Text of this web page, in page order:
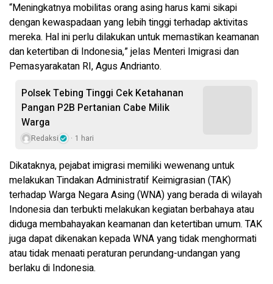
“Meningkatnya mobilitas orang asing harus kami sikapi
dengan kewaspadaan yang lebih tinggi terhadap aktivitas
mereka. Hal ini perlu dilakukan untuk memastikan keamanan
dan ketertiban di Indonesia,” jelas Menteri Imigrasi dan
Pemasyarakatan RI, Agus Andrianto.
Polsek Tebing Tinggi Cek Ketahanan
Pangan P2B Pertanian Cabe Milik
Warga
Redaksi 1 hari
Dikataknya, pejabat imigrasi memiliki wewenang untuk
melakukan Tindakan Administratif Keimigrasian (TAK)
terhadap Warga Negara Asing (WNA) yang berada di wilayah
Indonesia dan terbukti melakukan kegiatan berbahaya atau
diduga membahayakan keamanan dan ketertiban umum. TAK
juga dapat dikenakan kepada WNA yang tidak menghormati
atau tidak menaati peraturan perundang-undangan yang
berlaku di Indonesia.